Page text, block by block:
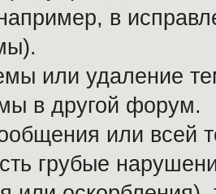
в
или удаление
в другой форум.
или всей
грубые